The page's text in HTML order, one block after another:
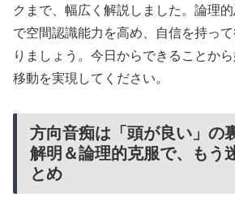
クまで、幅広く解説しました。論理
で空間認識能力を高め、自信を持っ
りましょう。今日からできることか
移動を実現してください。
方向音痴は「頭が良い」の
解明＆論理的克服で、もう
とめ